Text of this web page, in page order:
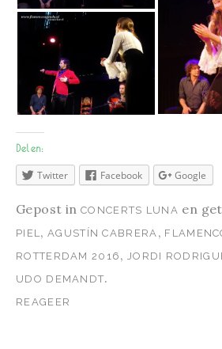
Delen:
Twitter Facebook Google
Gepost in CONCERTS LUNA en
PIEL,AGUSTÍN CABRERA ,
ROTTERDAM 2016 ,JORDI
UDO DEMANDT.
REAGEER